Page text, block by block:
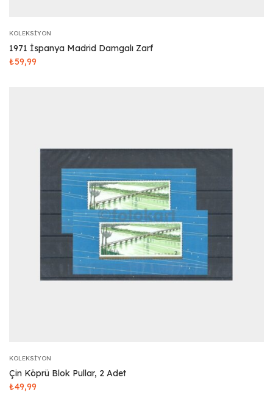
KOLEKSIYON
1971 İspanya Madrid Damgalı Zarf
₺59,99
KOLEKSIYON
Çin Köprü Blok Pullar, 2 Adet
₺49,99